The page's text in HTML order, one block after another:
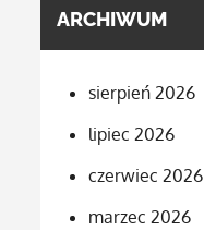
ARCHIWUM
sierpień 2026
lipiec 2026
czerwiec 2026
marzec 2026